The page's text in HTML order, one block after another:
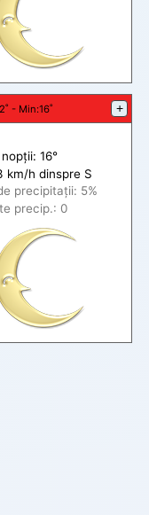
- Min:16˚ +
16°
km/h dinspre S
precipitații: 5%
precip.: 0